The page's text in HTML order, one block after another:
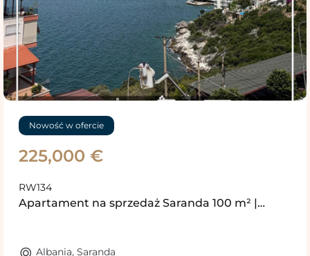
Nowość w ofercie
225,000 €
RW134
Apartament na sprzedaż Saranda 100 m² |…
Albania, Saranda